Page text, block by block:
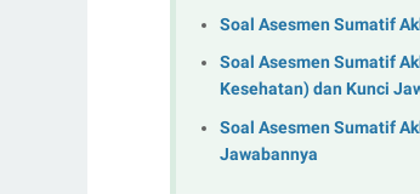
Soal Asesmen Sumatif
Soal Asesmen Sumatif
Kesehatan) dan Kunci
Soal Asesmen Sumatif
Jawabannya